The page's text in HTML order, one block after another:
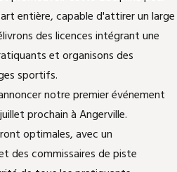
entière, capable d'attirer un large
des licences intégrant une
et organisons des
sportifs.
notre premier événement
prochain à Angerville.
optimales, avec un
des commissaires de piste